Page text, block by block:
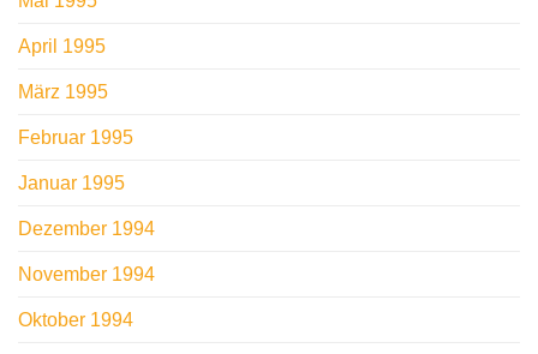
April 1995
März 1995
Februar 1995
Januar 1995
Dezember 1994
November 1994
Oktober 1994